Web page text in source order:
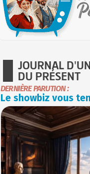
JOURNAL
DU PRÉSENT
DERNIÈRE PARUTION :
Le showbiz vous